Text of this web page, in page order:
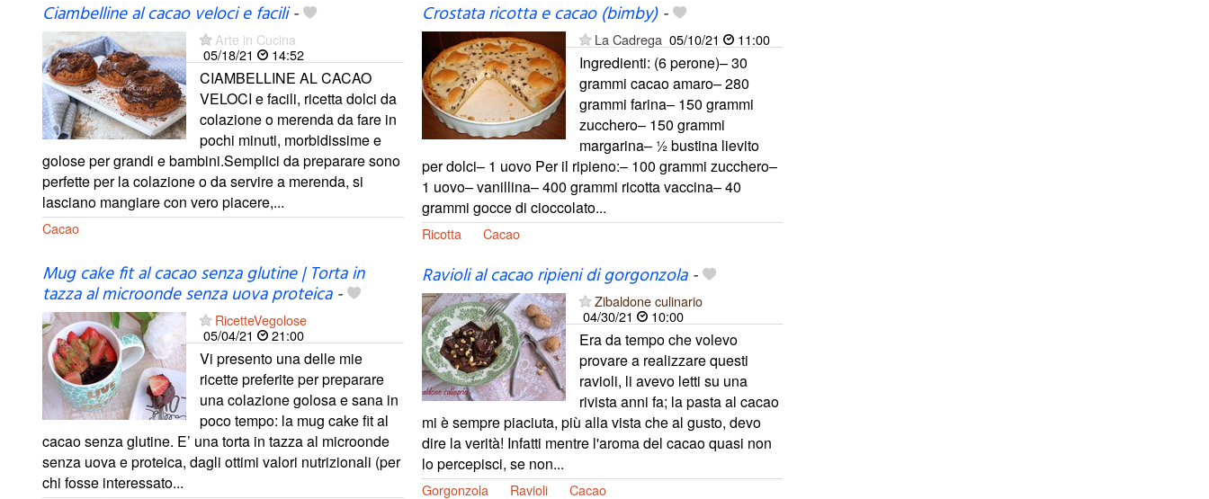
Ciambelline al cacao veloci e facili-
Arte in Cucina
05/18/21
14:52
CIAMBELLINE AL CACAO
VELOCI e facili, ricetta dolci da
colazione o merenda da fare in
pochi minuti, morbidissime e
golose per grandi e bambini.Semplici da preparare sono
perfette per la colazione o da servire a merenda, si
lasciano mangiare con vero piacere,...
Cacao
Crostata ricotta e cacao (bimby)-
La Cadrega 05/10/21 11:00
Ingredienti: (6 perone)– 30
grammi cacao amaro– 280
grammi farina– 150 grammi
zucchero– 150 grammi
margarina– ½ bustina lievito
per dolci– 1 uovo Per il ripieno:– 100 grammi zucchero–
1 uovo– vanillina– 400 grammi ricotta vaccina– 40
grammi gocce di cioccolato...
Ricotta Cacao
Mug cake fit al cacao senza glutine | Torta in
tazza al microonde senza uova proteica-
RicetteVegolose
05/04/21
21:00
Vi presento una delle mie
ricette preferite per preparare
una colazione golosa e sana in
poco tempo: la mug cake fit al
cacao senza glutine. E’ una torta in tazza al microonde
senza uova e proteica, dagli ottimi valori nutrizionali (per
chi fosse interessato...
Ravioli al cacao ripieni di gorgonzola-
Zibaldone culinario
04/30/21
10:00
Era da tempo che volevo
provare a realizzare questi
ravioli, li avevo letti su una
rivista anni fa; la pasta al cacao
mi è sempre piaciuta, più alla vista che al gusto, devo
dire la verità! Infatti mentre l'aroma del cacao quasi non
lo percepisci, se non...
Gorgonzola Ravioli Cacao